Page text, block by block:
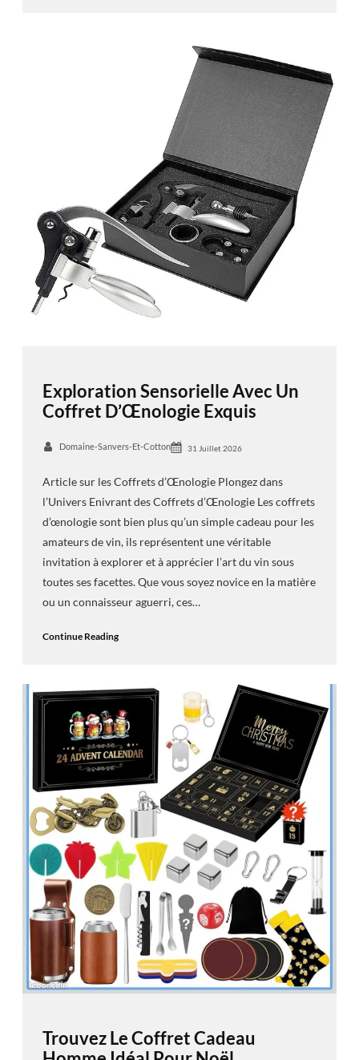
Exploration Sensorielle Avec Un
Coffret D’Œnologie Exquis
Domaine-Sanvers-Et-Cotton 31 Juillet 2026
Article sur les Coffrets d’Œnologie Plongez dans
l’Univers Enivrant des Coffrets d’Œnologie Les coffrets
d’œnologie sont bien plus qu’un simple cadeau pour les
amateurs de vin, ils représentent une véritable
invitation à explorer et à apprécier l’art du vin sous
toutes ses facettes. Que vous soyez novice en la matière
ou un connaisseur aguerri, ces…
Continue Reading
Trouvez Le Coffret Cadeau